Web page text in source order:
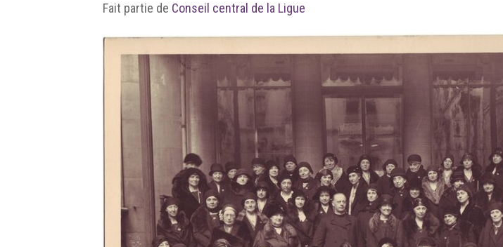
Fait partie de Conseil central de la Ligue